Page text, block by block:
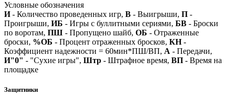
Условные обозначения
И- Количество проведенных игр, В - Выигрыши, П -
Проигрыши, ИБ - Игры с буллитными сериями, БВ - Броски
по воротам, ПШ - Пропущено шайб, ОБ - Отраженные
броски, %ОБ - Процент отраженных бросков, КН-
Коэффициент надежности = 60мин*ПШ/ВП, А - Передачи,
И"0" - "Сухие игры", Штр - Штрафное время, ВП - Время на
площадке
Защитники